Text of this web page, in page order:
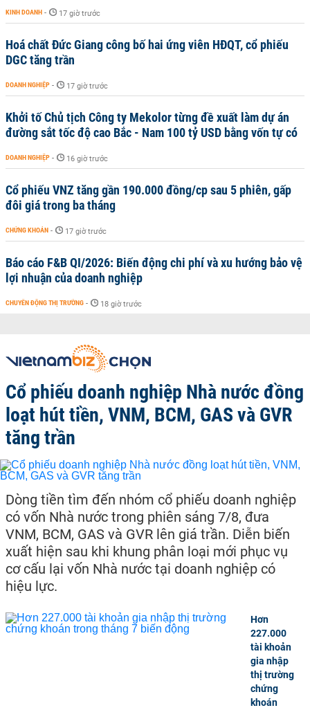
KINH DOANH - 17 giờ trước
Hoá chất Đức Giang công bố hai ứng viên HĐQT, cổ phiếu
DGC tăng trần
DOANH NGHIỆP - 17 giờ trước
Khởi tố Chủ tịch Công ty Mekolor từng đề xuất làm dự án
đường sắt tốc độ cao Bắc - Nam 100 tỷ USD bằng vốn tự có
DOANH NGHIỆP - 16 giờ trước
Cổ phiếu VNZ tăng gần 190.000 đồng/cp sau 5 phiên, gấp
đôi giá trong ba tháng
CHỨNG KHOÁN - 17 giờ trước
Báo cáo F&B QI/2026: Biến động chi phí và xu hướng bảo vệ
lợi nhuận của doanh nghiệp
CHUYỂN ĐỘNG THỊ TRƯỜNG - 18 giờ trước
Cổ phiếu doanh nghiệp Nhà nước đồng
loạt hút tiền, VNM, BCM, GAS và GVR
tăng trần
Dòng tiền tìm đến nhóm cổ phiếu doanh nghiệp
có vốn Nhà nước trong phiên sáng 7/8, đưa
VNM, BCM, GAS và GVR lên giá trần. Diễn biến
xuất hiện sau khi khung phân loại mới phục vụ
cơ cấu lại vốn Nhà nước tại doanh nghiệp có
hiệu lực.
Hơn
227.000
tài khoản
gia nhập
thị trường
chứng
khoán